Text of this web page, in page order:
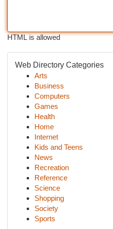
HTML is allowed
Web Directory Categories
Arts
Business
Computers
Games
Health
Home
Internet
Kids and Teens
News
Recreation
Reference
Science
Shopping
Society
Sports